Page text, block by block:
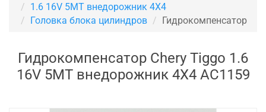
1.6 16V 5MT внедорожник 4X4
Головка блока цилиндров
Гидрокомпенсатор
Гидрокомпенсатор Chery Tiggo 1.6
16V 5MT внедорожник 4X4 AC1159